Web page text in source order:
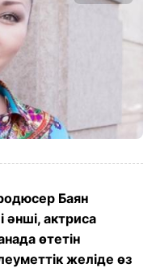
Баян
әнші, актриса
өтетін
желіде өз